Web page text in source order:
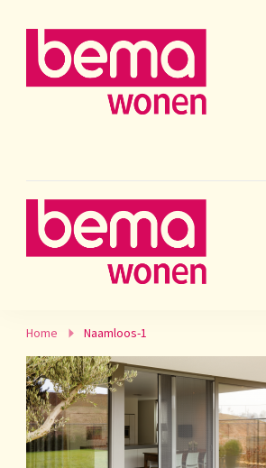
Home Naamloos-1